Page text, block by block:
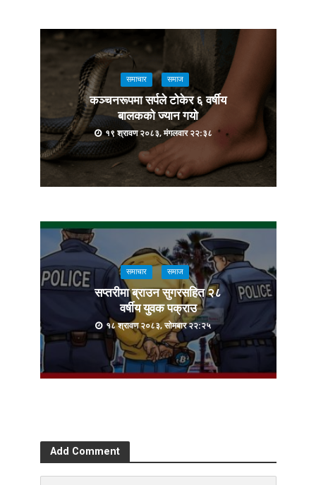
समाचार समाज
कञ्चनरूपमा सर्पले टोकेर ६ वर्षीय
बालकको ज्यान गयो
१९ श्रावण २०८३, मंगलवार २२:३८
समाचार समाज
सप्तरीमा ब्राउन सुगरसहित २८
वर्षीय युवक पक्राउ
१८ श्रावण २०८३, सोमबार २२:२५
Add Comment